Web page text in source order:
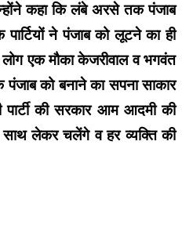
कहा कि लंबे अरसे तक पंजाब
ने पंजाब को लूटने का ही
एक मौका केजरीवाल व भगवंत
को बनाने का सपना साकार
की सरकार आम आदमी की
साथ लेकर चलेंगे व हर व्यक्ति की